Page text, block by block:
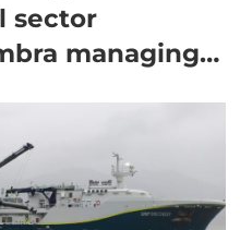
sector
managing